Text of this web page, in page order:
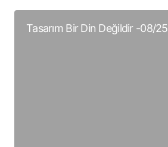
Tasarım Bir Din Değildir -08/25